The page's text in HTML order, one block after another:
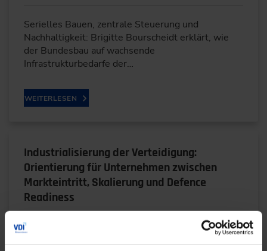
Serielles Bauen, zentrale Steuerung und
Nachhaltigkeit: Brigitte Bourscheidt erklärt, wie
der Bundesbau auf wachsende
Infrastrukturbedarfe der…
WEITERLESEN
Industrialisierung der Verteidigung:
Orientierung für Unternehmen zwischen
Markteintritt, Skalierung und Defence
Readiness